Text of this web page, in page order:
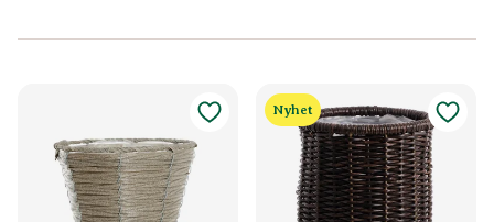
Nyhet